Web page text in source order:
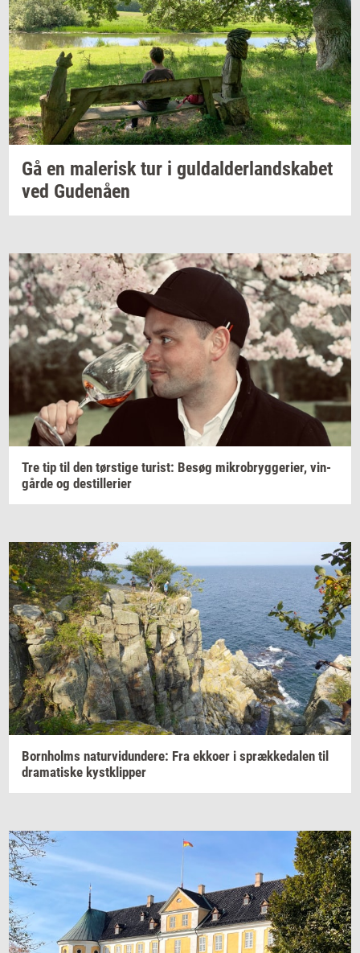
Gå en ma­le­risktur i gul­dal­der­land­ska­bet
ved Gu­denå­en
Tre tip til den tørsti­ge turist: Besøg mi­kro­bryg­ge­ri­er, vin­
går­de og destil­le­ri­er
Born­holms na­tur­vi­dun­de­re: Fra ek­ko­er i spræk­ke­da­len til
dra­ma­ti­ske kyst­klip­per